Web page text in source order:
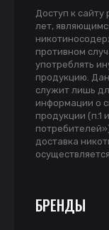
Доступ к
лет,
противном
употреблять
продукцию.
служит лишь
информации о
продукции (п.1
доставка
БРЕНДЫ